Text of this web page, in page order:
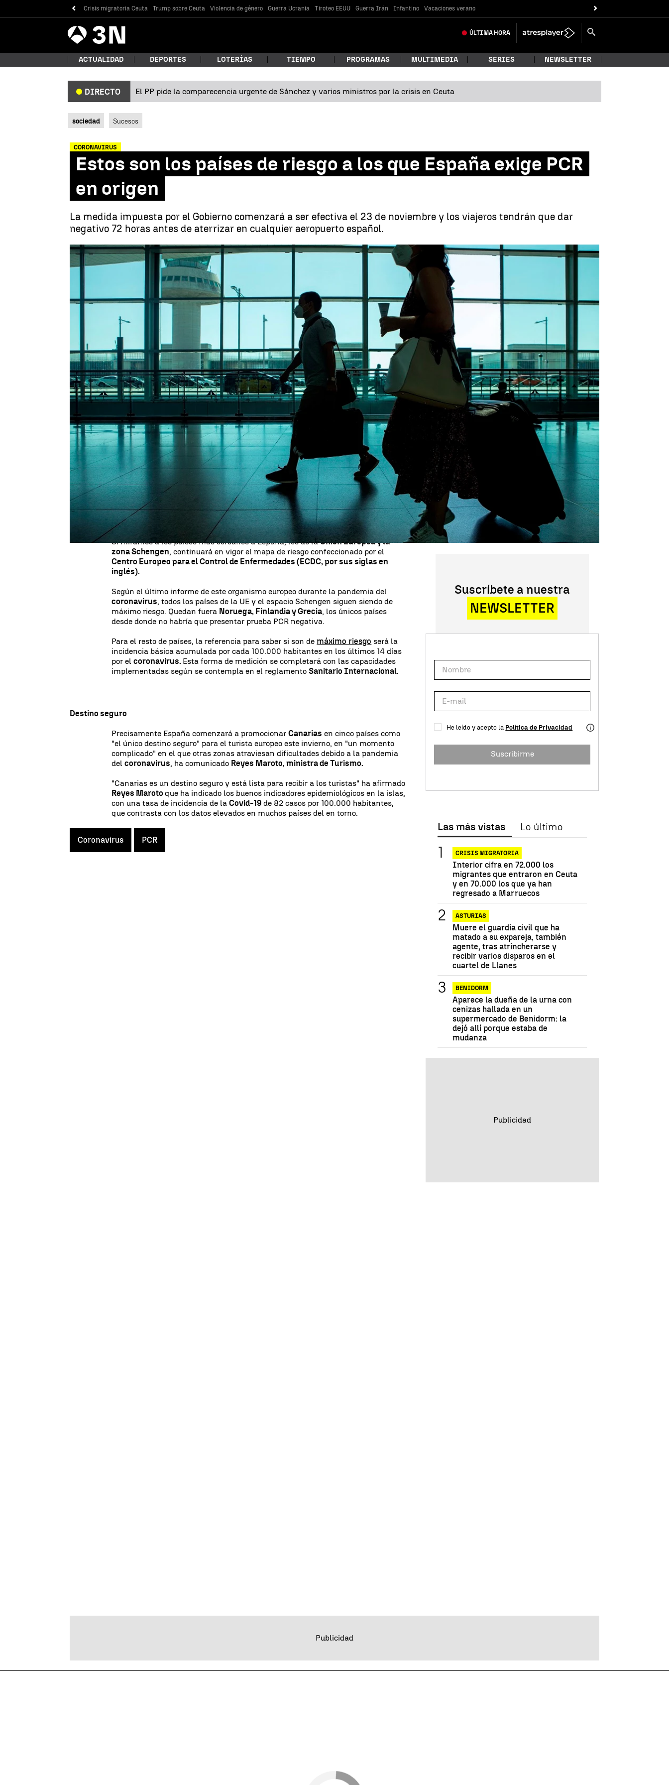
Crisis migratoria Ceuta Trump sobre Ceuta Violencia de género Guerra Ucrania Tiroteo EEUU Guerra Irán Infantino Vacaciones verano
Antena
3 Noticias ÚLTIMA HORA
ACTUALIDAD DEPORTES LOTERÍAS TIEMPO PROGRAMAS MULTIMEDIA SERIES NEWSLETTER
DIRECTO El PP pide la comparecencia urgente de Sánchez y varios ministros por la crisis en Ceuta
sociedad Sucesos
CORONAVIRUS
Estos son los países de riesgo a los que España exige PCR
en origen
La medida impuesta por el Gobierno comenzará a ser efectiva el 23 de noviembre y los viajeros tendrán que dar
negativo 72 horas antes de aterrizar en cualquier aeropuerto español.
Estos son los países de riesgo a los que España exige PCR en origen |EFE
Antena 3 Noticias
Actualizado:
11 de noviembre de 2020, 21:22
Publicado:11 de noviembre de 2020, 19:00
WhatsappFacebook
X
El que quiera viajar a Españadesde el próximo 23 de noviembre y lo haga desde
un país en situación de riesgo tendrá que aportar una prueba PCR negativa 72
horas antes de aterrizar en suelo español. Es la medida que ha anunciado el
Ejecutivo central durante la pandemia del coronavirus
¿Cuales son los países en riesgo?
Si miramos a los países más cercanos a España, los de laUnión Europea y la
zona Schengen, continuará en vigor el mapa de riesgo confeccionado por el
Centro Europeo para el Control de Enfermedades (ECDC, por sus siglas en
inglés).
Según el último informe de este organismo europeo durante la pandemia del
coronavirus, todos los países de la UE y el espacio Schengen siguen siendo de
máximo riesgo. Quedan fuera Noruega, Finlandia y Grecia, los únicos países
desde donde no habría que presentar prueba PCR negativa.
Para el resto de países, la referencia para saber si son demáximo riesgo será la
incidencia básica acumulada por cada 100.000 habitantes en los últimos 14 días
por elcoronavirus. Esta forma de medición se completará con las capacidades
implementadas según se contempla en el reglamentoSanitario Internacional.
Destino seguro
Precisamente España comenzará a promocionarCanarias en cinco países como
"el único destino seguro" para el turista europeo este invierno, en "un momento
complicado" en el que otras zonas atraviesan dificultades debido a la pandemia
delcoronavirus, ha comunicado Reyes Maroto, ministra de Turismo.
"Canarias es un destino seguro y está lista para recibir a los turistas" ha afirmado
Reyes Marotoque ha indicado los buenos indicadores epidemiológicos en la islas,
con una tasa de incidencia de laCovid-19 de 82 casos por 100.000 habitantes,
que contrasta con los datos elevados en muchos países del en torno.
Coronavirus PCR
Suscríbete a nuestra
NEWSLETTER
He leído y acepto la Política de Privacidad
Suscribirme
Las más vistas Lo último
CRISIS MIGRATORIA
Interior cifra en 72.000 los
migrantes que entraron en Ceuta
y en 70.000 los que ya han
regresado a Marruecos
ASTURIAS
Muere el guardia civil que ha
matado a su expareja, también
agente, tras atrincherarse y
recibir varios disparos en el
cuartel de Llanes
BENIDORM
Aparece la dueña de la urna con
cenizas hallada en un
supermercado de Benidorm: la
dejó allí porque estaba de
mudanza